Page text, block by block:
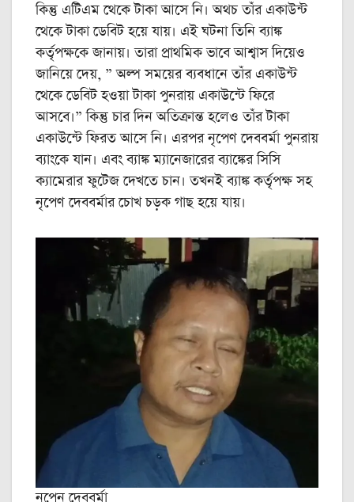
কিন্তু এটিএম থেকে টাকা আসে নি। অথচ তাঁর একাউন্ট
থেকে টাকা ডেবিট হয়ে যায়। এই ঘটনা তিনি ব্যাঙ্ক
কর্তৃপক্ষকে জানায়। তারা প্রাথমিক ভাবে আশ্বাস দিয়েও
জানিয়ে দেয়, ” অল্প সময়ের ব্যবধানে তাঁর একাউন্ট
থেকে ডেবিট হওয়া টাকা পুনরায় একাউন্টে ফিরে
আসবে।” কিন্তু চার দিন অতিক্রান্ত হলেও তাঁর টাকা
একাউন্টে ফিরত আসে নি। এরপর নৃপেণ দেববর্মা পুনরায়
ব্যাংকে যান। এবং ব্যাঙ্ক ম্যানেজারের ব্যাঙ্কের সিসি
ক্যামেরার ফুটেজ দেখতে চান। তখনই ব্যাঙ্ক কর্তৃপক্ষ সহ
নৃপেণ দেববর্মার চোখ চড়ক গাছ হয়ে যায়।
নৃপেন দেববর্মা